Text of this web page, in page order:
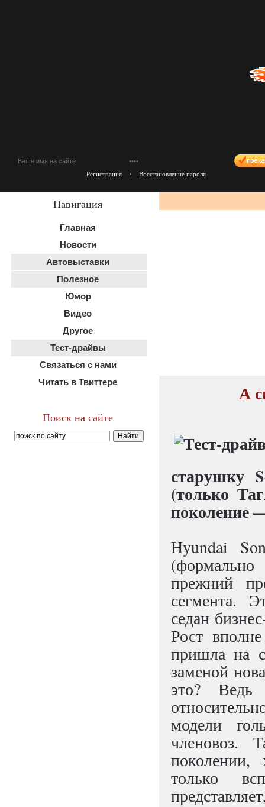
Регистрация / Восстановление пароля
Навигация
Главная
Новости
Автовыставки
Полезное
Юмор
Видео
Другое
Тест-драйвы
Связаться с нами
Читать в Твиттере
Поиск на сайте
А
старушку
(только
поколение
Hyundai
прежний
сегмента.
седан
Рост
пришла на
заменой
это? Ведь
модели
членовоз.
только